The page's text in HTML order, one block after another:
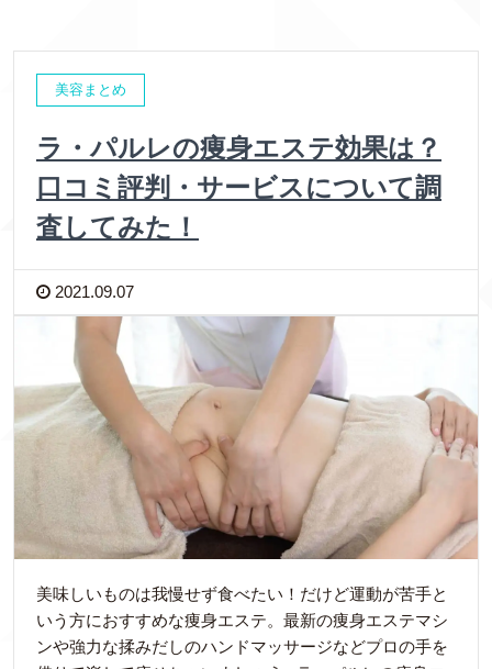
美容まとめ
ラ・パルレの痩身エステ効果は？
口コミ評判・サービスについて調
査してみた！
2021.09.07
美味しいものは我慢せず食べたい！だけど運動が苦手と
いう方におすすめな痩身エステ。最新の痩身エステマシ
ンや強力な揉みだしのハンドマッサージなどプロの手を